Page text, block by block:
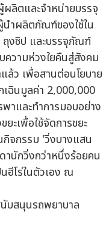
ลิตและจำหน่ายบรรจุ
ำผลิตภัณฑ์ของใช้ใน
ถุงซิป และบรรจุภัณฑ์
วามห่วงใยคืนสู่สังคม
ล้ว เพื่อสานต่อนโยบาย
เฉินมูลค่า 2,000,000
าและทำการมอบอย่าง
ะเพื่อใช้จัดการขยะ
จกรรม 'วิ่งบางแสน
านักวิ่งกว่าหนึ่งร้อยคน
ฮีโร่ในตัวเอง ณ